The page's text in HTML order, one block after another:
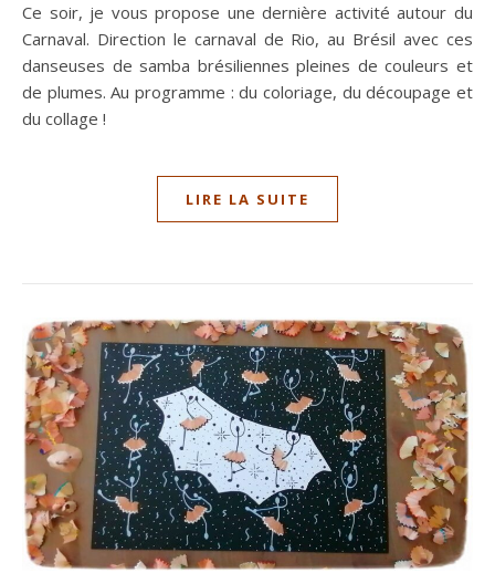
Ce soir, je vous propose une dernière activité autour du
Carnaval. Direction le carnaval de Rio, au Brésil avec ces
danseuses de samba brésiliennes pleines de couleurs et
de plumes. Au programme : du coloriage, du découpage et
du collage !
LIRE LA SUITE